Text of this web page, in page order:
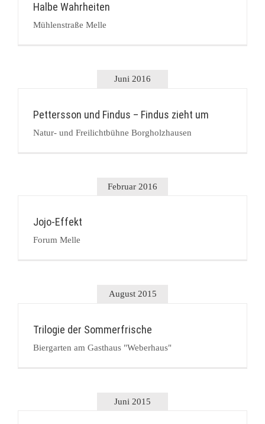
Halbe Wahrheiten
Mühlenstraße Melle
Juni 2016
Pettersson und Findus – Findus zieht um
Natur- und Freilichtbühne Borgholzhausen
Februar 2016
Jojo-Effekt
Forum Melle
August 2015
Trilogie der Sommerfrische
Biergarten am Gasthaus "Weberhaus"
Juni 2015